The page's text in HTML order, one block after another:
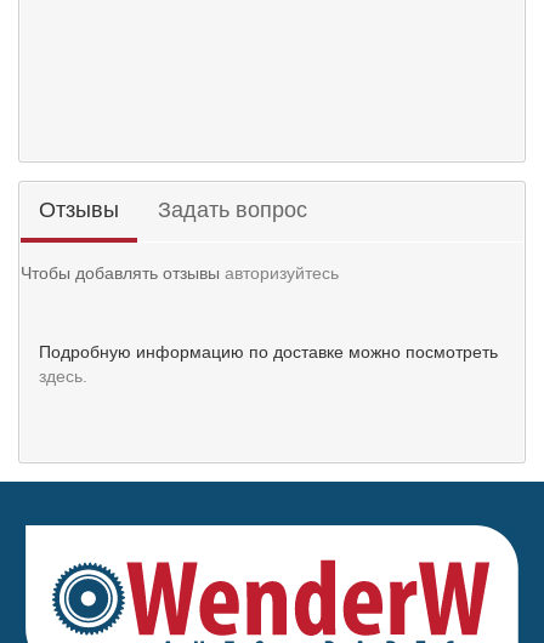
Отзывы Задать вопрос
Чтобы добавлять отзывы авторизуйтесь
Подробную информацию по доставке можно посмотреть
здесь.